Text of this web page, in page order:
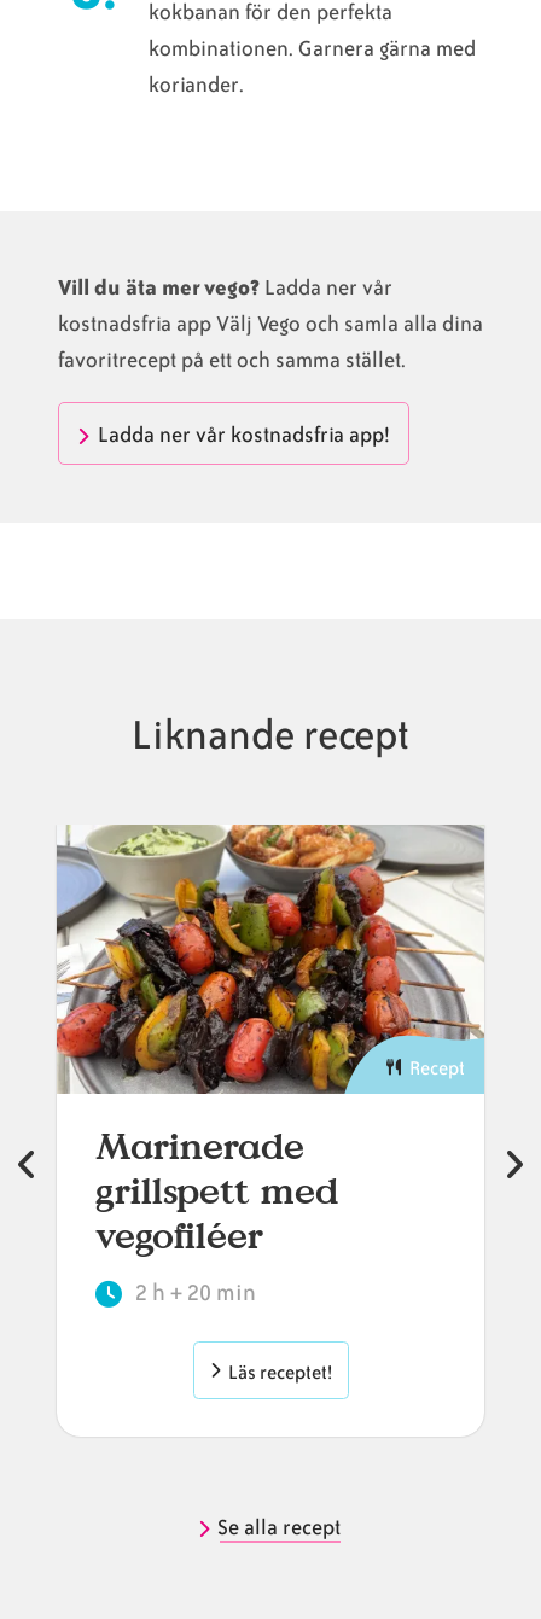
kokbanan för den perfekta
kombinationen. Garnera gärna med
koriander.
Vill du äta mer vego? Ladda ner vår
kostnadsfria app Välj Vego och samla alla dina
favoritrecept på ett och samma stället.
Ladda ner vår kostnadsfria app!
Liknande recept
Recept
Marinerade
grillspett med
vegofiléer
2 h + 20 min
Läs receptet!
Se alla recept